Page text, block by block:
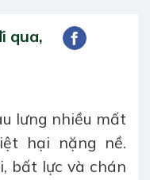
qua,
lưng nhiều mất
hại nặng nề.
bất lực và chán